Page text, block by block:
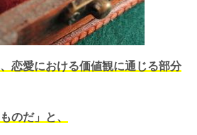
恋愛における価値観に通じる部分
のだ」と、